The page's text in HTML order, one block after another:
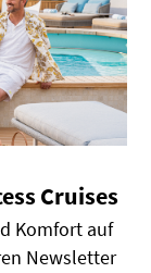
Cruises
Komfort auf
Newsletter